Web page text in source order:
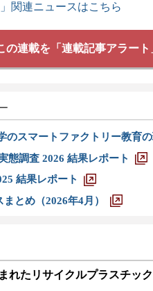
関連ニュースはこちら
の連載を「連載記事アラー
のスマートファクトリー教育
態調査 2026 結果レポート
結果レポート
とめ（2026年4月）
れたリサイクルプラスチッ